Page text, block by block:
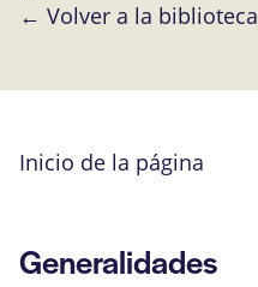
← Volver a la biblioteca
Inicio de la página
Generalidades